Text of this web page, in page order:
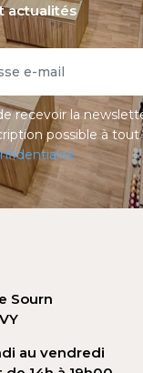
actualités
recevoir la
possible à
Sourn
au vendredi